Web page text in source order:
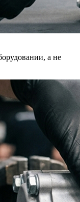
а не